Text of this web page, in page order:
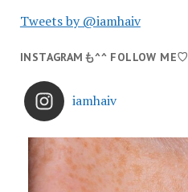
Tweets by @iamhaiv
INSTAGRAMも^^ FOLLOW ME♡
iamhaiv